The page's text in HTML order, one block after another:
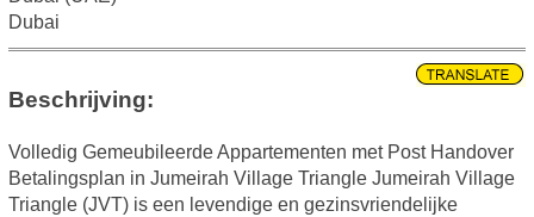
Dubai
Beschrijving:
Volledig Gemeubileerde Appartementen met Post Handover
Betalingsplan in Jumeirah Village Triangle Jumeirah Village
Triangle (JVT) is een levendige en gezinsvriendelijke